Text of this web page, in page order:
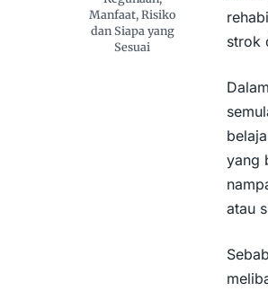
Manfaat, Risiko
dan Siapa yang
Sesuai
strok
yang
atau